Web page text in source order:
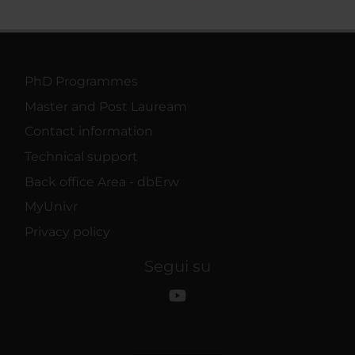
PhD Programmes
Master and Post Lauream
Contact information
Technical support
Back office Area - dbErw
MyUnivr
Privacy policy
Segui su